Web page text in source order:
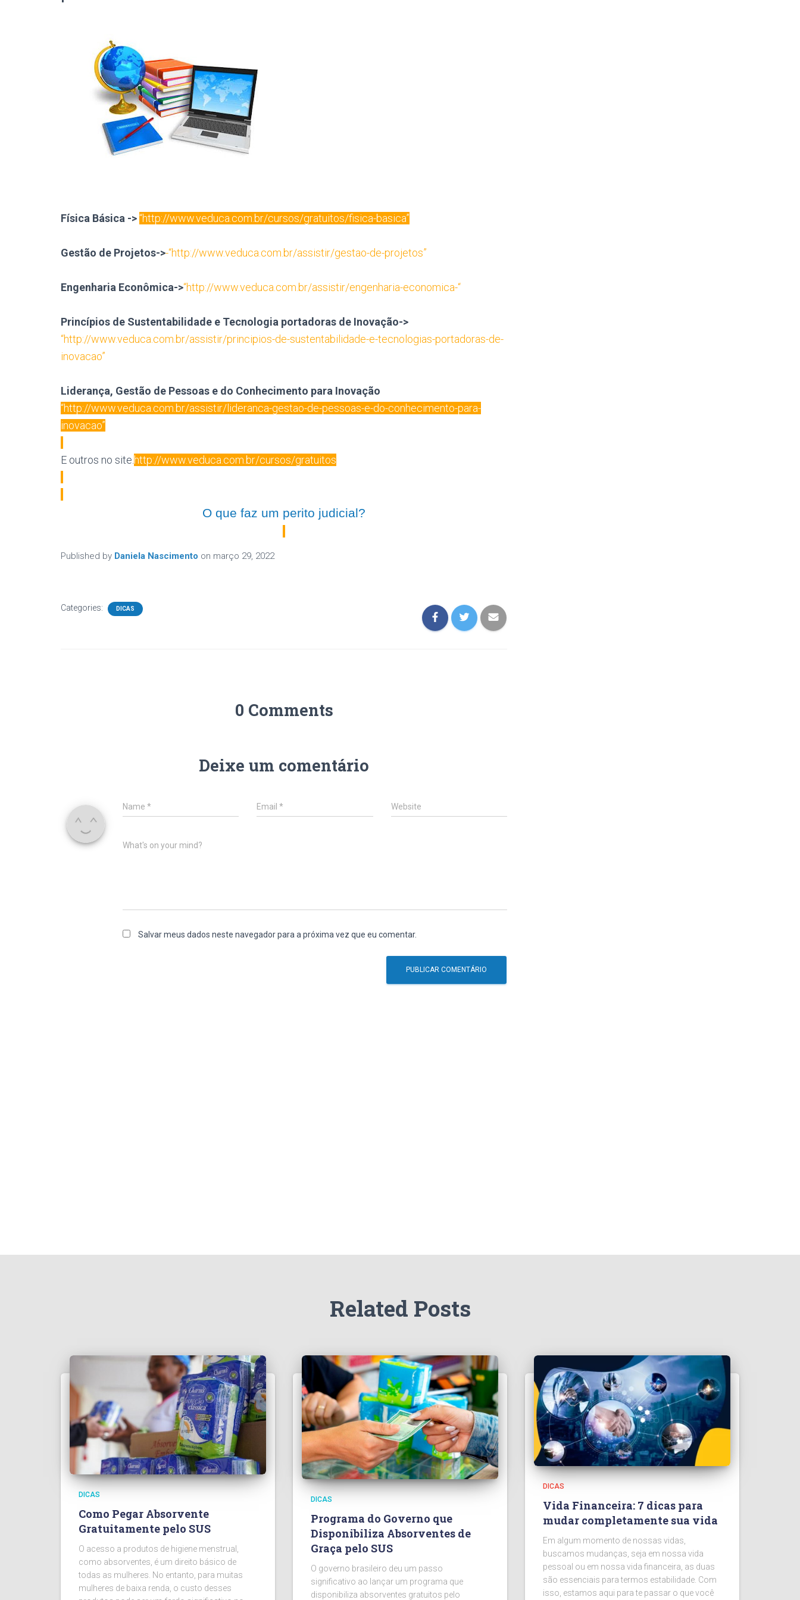
Física Básica ->“http://www.veduca.com.br/cursos/gratuitos/fisica-basica”
Gestão de Projetos->-“http://www.veduca.com.br/assistir/gestao-de-projetos”
Engenharia Econômica->“http://www.veduca.com.br/assistir/engenharia-economica-“
Princípios de Sustentabilidade e Tecnologia portadoras de Inovação->
“http://www.veduca.com.br/assistir/principios-de-sustentabilidade-e-tecnologias-portadoras-de-
inovacao”
Liderança, Gestão de Pessoas e do Conhecimento para Inovação
“http://www.veduca.com.br/assistir/lideranca-gestao-de-pessoas-e-do-conhecimento-para-
inovacao”
E outros no site. http://www.veduca.com.br/cursos/gratuitos
O que faz um perito judicial?
Published by Daniela Nascimento on março 29, 2022
Categories: DICAS
0 Comments
Deixe um comentário
Name * Email* Website
What's on your mind?
Salvar meus dados neste navegador para a próxima vez que eu comentar.
Related Posts
DICAS
Como Pegar Absorvente
Gratuitamente pelo SUS
O acesso a produtos de higiene menstrual,
como absorventes, é um direito básico de
todas as mulheres. No entanto, para muitas
mulheres de baixa renda, o custo desses
DICAS
Programa do Governo que
Disponibiliza Absorventes de
Graça pelo SUS
O governo brasileiro deu um passo
significativo ao lançar um programa que
disponibiliza absorventes gratuitos pelo
DICAS
Vida Financeira: 7 dicas para
mudar completamente sua vida
Em algum momento de nossas vidas,
buscamos mudanças, seja em nossa vida
pessoal ou em nossa vida financeira, as duas
são essenciais para termos estabilidade. Com
isso, estamos aqui para te passar o que você